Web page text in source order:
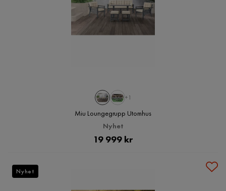
+1
Miu Loungegrupp Utomhus
Nyhet
Pris
19 999 kr
Nyhet